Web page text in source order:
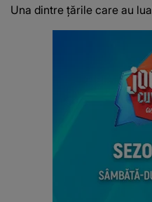
Una dintre țările care au